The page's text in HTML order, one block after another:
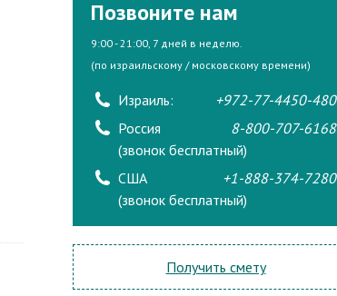
Позвоните нам
9:00 - 21:00, 7 дней в неделю.
(по израильскому / московскому времени)
Израиль:
+972-77-4450-480
Россия
(звонок бесплатный)
8-800-707-6168
США
(звонок бесплатный)
+1-888-374-7280
Получить смету